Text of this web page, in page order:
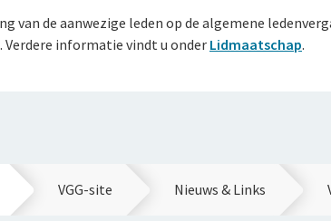
van de aanwezige leden op de algemene
Verdere informatie vindt u onder Lidmaatschap.
VGG-site Nieuws & Links